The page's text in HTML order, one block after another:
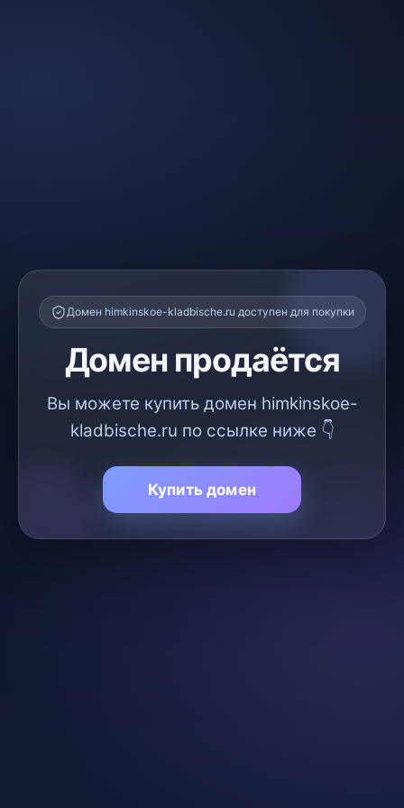
Домен himkinskoe-kladbische.ru доступен для покупки
Домен продаётся
Вы можете купить домен himkinskoe-
kladbische.ru по ссылке ниже 👇
Купить домен